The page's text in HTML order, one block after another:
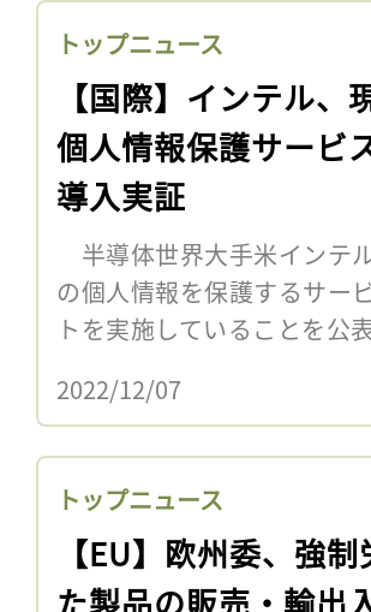
トップニュース
【国際】インテル
個人情報保護サービ
導入実証
半導体世界大手米インテ
の個人情報を保護するサー
トを実施していることを
2022/12/07
トップニュース
【EU】欧州委、強
た製品の販売・輸出